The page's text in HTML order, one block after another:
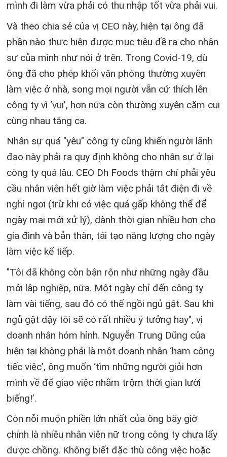
mình đi làm vừa phải có thu nhập tốt vừa phải vui.
Và theo chia sẻ của vị CEO này, hiện tại ông đã
phần nào thực hiện được mục tiêu đề ra cho nhân
sự của mình như nói ở trên. Trong Covid-19, dù
ông đã cho phép khối văn phòng thường xuyên
làm việc ở nhà, song mọi người vẫn cứ thích lên
công ty vì ‘vui’, hơn nữa còn thường xuyên cặm cụi
cùng nhau tăng ca.
Nhân sự quá "yêu" công ty cũng khiến người lãnh
đạo này phải ra quy định không cho nhân sự ở lại
công ty quá lâu. CEO Dh Foods thậm chí phải yêu
cầu nhân viên hết giờ làm việc phải tắt điện đi về
nghỉ ngơi (trừ khi có việc quá gấp không thể để
ngày mai mới xử lý), dành thời gian nhiều hơn cho
gia đình và bản thân, tái tạo năng lượng cho ngày
làm việc kế tiếp.
"Tôi đã không còn bận rộn như những ngày đầu
mới lập nghiệp, nữa. Một ngày chỉ đến công ty
làm vài tiếng, sau đó có thể ngồi ngủ gật. Sau khi
ngủ gật dậy tôi sẽ có rất nhiều ý tưởng hay", vị
doanh nhân hóm hỉnh. Nguyễn Trung Dũng của
hiện tại không phải là một doanh nhân ‘ham công
tiếc việc’, ông muốn ‘tìm những người giỏi hơn
mình về để giao việc nhằm trộm thời gian lười
biếng!’.
Còn nỗi muộn phiền lớn nhất của ông bây giờ
chính là nhiều nhân viên nữ trong công ty chưa lấy
được chồng. Không biết đặc thù công việc hoặc